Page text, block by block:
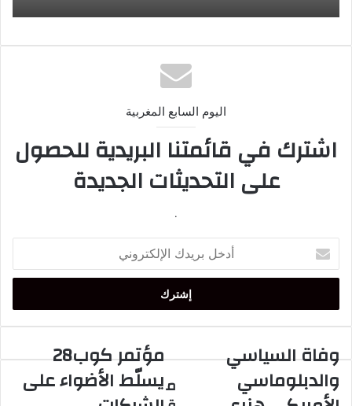
اليوم السابع المغربية
اشترك في قائمتنا البريدية للحصول
على التحديثات الجديدة
.
بريدك
الإلكتروني
وفاة
السياسي
والدبلوماسي
الأمريكي
وفاة السياسي
والدبلوماسي
مؤتمر
كوب28
يسلّط
الأضواء
مؤتمر كوب28
يسلّط الأضواء علىم